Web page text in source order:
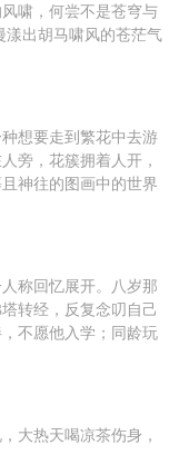
啸，何尝不是苍穹与
出胡马啸风的苍茫气
想要走到繁花中去游
旁，花簇拥着人开，
神往的图画中的世界
称回忆展开。八岁那
转经，反复念叨自己
不愿他入学；同龄玩
大热天喝凉茶伤身，